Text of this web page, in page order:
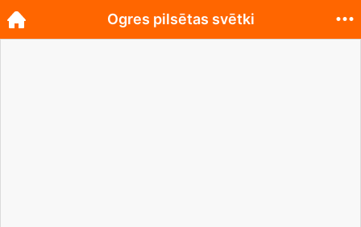
Ogres pilsētas svētki